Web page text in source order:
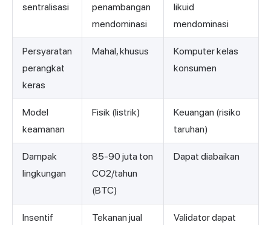
sentralisasi
penambangan
mendominasi
likuid
mendominasi
Persyaratan
perangkat
keras
Mahal, khusus
Komputer kelas
konsumen
Model
keamanan
Fisik (listrik)
Keuangan (risiko
taruhan)
Dampak
lingkungan
85-90 juta ton
CO2/tahun
(BTC)
Dapat diabaikan
Insentif
Tekanan jual
Validator dapat